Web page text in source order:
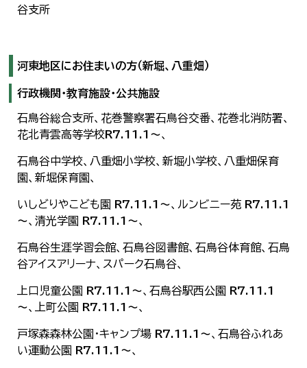
谷支所
河東地区にお住まいの方（新堀、八重畑）
行政機関・教育施設・公共施設
石鳥谷総合支所、花巻警察署石鳥谷交番、花巻北消防署、
花北青雲高等学校R7.11.1～、
石鳥谷中学校、八重畑小学校、新堀小学校、八重畑保育
園、新堀保育園、
いしどりやこども園 R7.11.1～、ルンビニー苑 R7.11.1
～、清光学園 R7.11.1～、
石鳥谷生涯学習会館、石鳥谷図書館、石鳥谷体育館、石鳥
谷アイスアリーナ、スパーク石鳥谷、
上口児童公園 R7.11.1～、石鳥谷駅西公園
R7.11.1
～、上町公園 R7.11.1～、
戸塚森森林公園・キャンプ場 R7.11.1～、石鳥谷ふれあ
い運動公園
R7.11.1～、